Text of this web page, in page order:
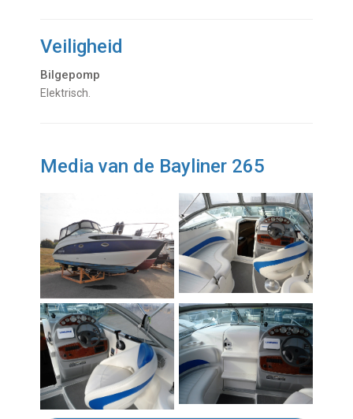
Veiligheid
Bilgepomp
Elektrisch.
Media van de Bayliner 265